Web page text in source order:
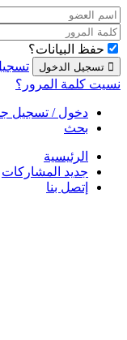
حفظ البيانات؟
نسيت كلمة المرور؟
دخول / تسجيل
بحث
الرئيسية
جديد المشاركات
إتصل بنا